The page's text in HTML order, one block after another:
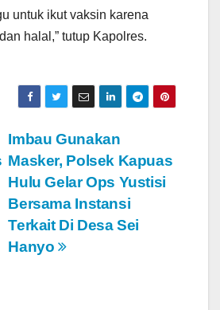
untuk ikut vaksin karena
halal,” tutup Kapolres.
Imbau Gunakan
Masker, Polsek Kapuas
Hulu Gelar Ops Yustisi
Bersama Instansi
Terkait Di Desa Sei
Hanyo